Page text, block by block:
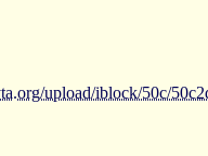
upload/iblock/50c/